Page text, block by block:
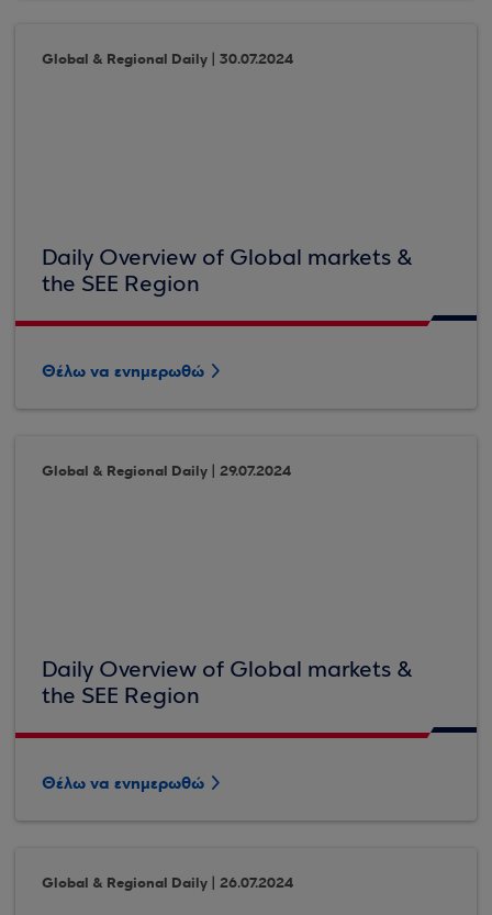
Global & Regional Daily | 30.07.2024
Daily Overview of Global markets &
the SEE Region
Θέλω να ενημερωθώ
Global & Regional Daily | 29.07.2024
Daily Overview of Global markets &
the SEE Region
Θέλω να ενημερωθώ
Global & Regional Daily | 26.07.2024